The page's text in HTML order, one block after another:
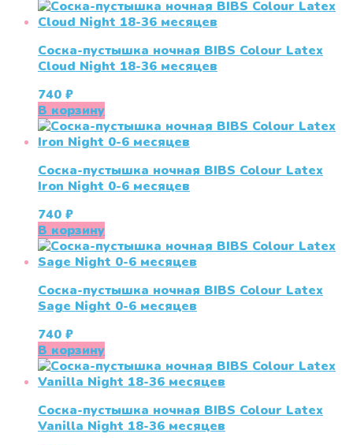
Соска-пустышка ночная BIBS Colour Latex
Cloud Night 18-36 месяцев
740 ₽
В корзину
Соска-пустышка ночная BIBS Colour Latex
Iron Night 0-6 месяцев
740 ₽
В корзину
Соска-пустышка ночная BIBS Colour Latex
Sage Night 0-6 меcяцев
740 ₽
В корзину
Соска-пустышка ночная BIBS Colour Latex
Vanilla Night 18-36 меcяцев